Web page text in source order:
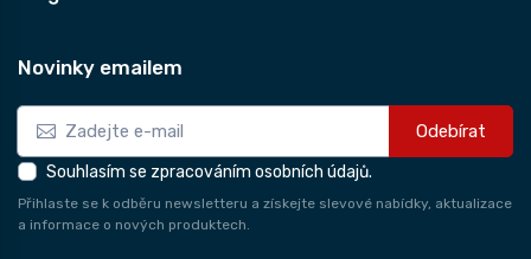
Novinky emailem
Odebírat
Souhlasím se zpracováním osobních údajů.
Přihlaste se k odběru newsletteru a získejte slevové nabídky, aktualizace
a informace o nových produktech.